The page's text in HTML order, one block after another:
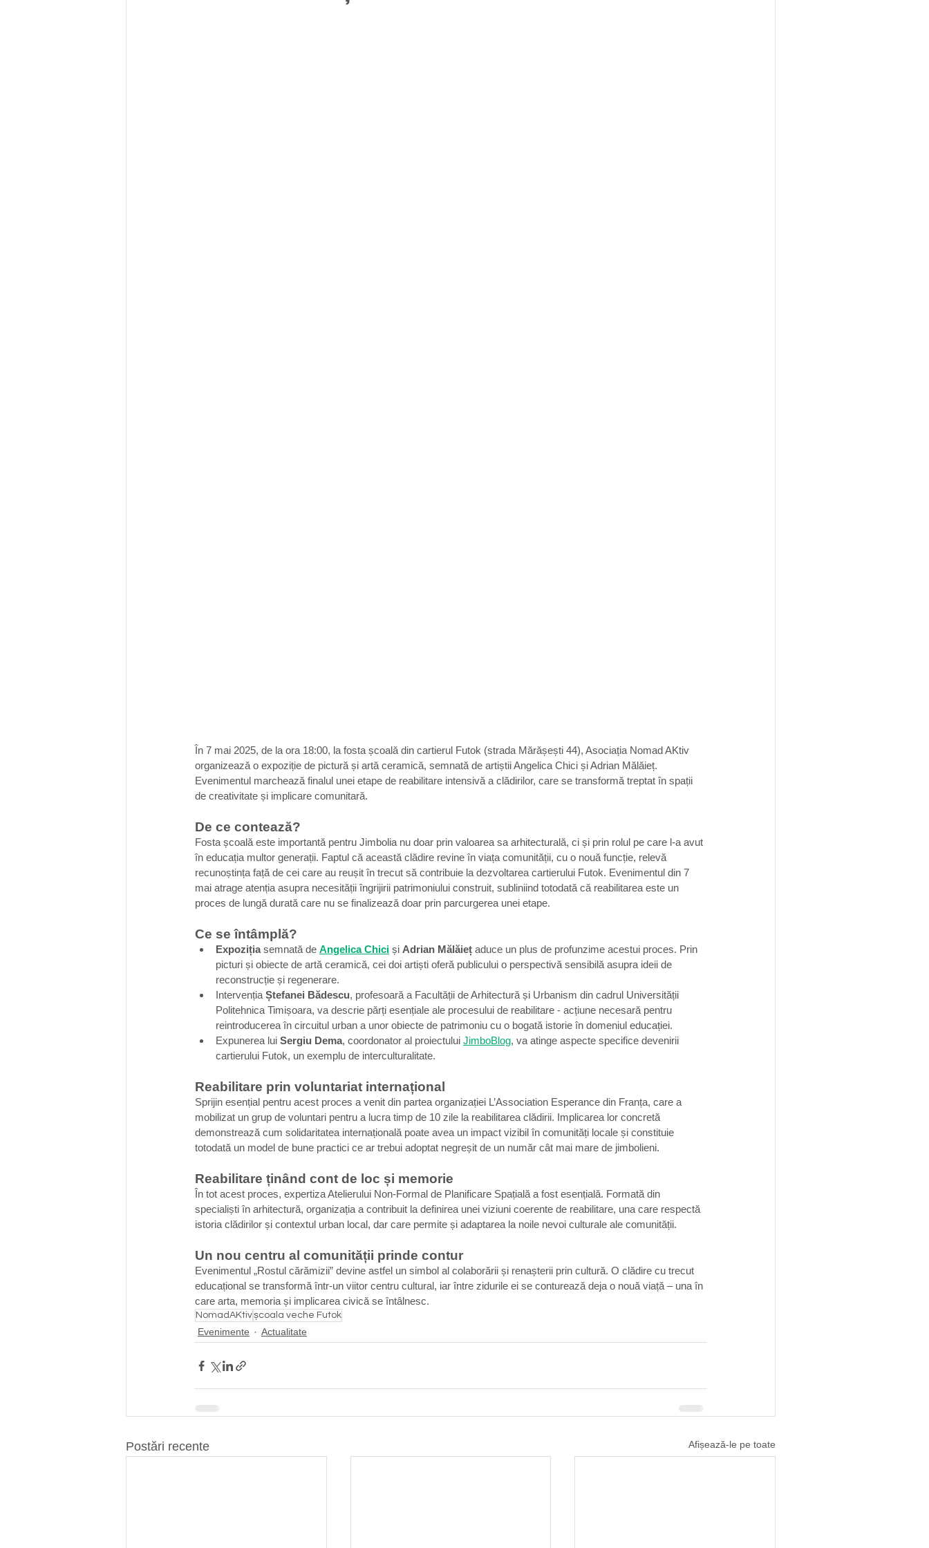
În 7 mai 2025, de la ora 18:00, la fosta școală din cartierul Futok (strada Mărășești 44), Asociația Nomad AKtiv
organizează o expoziție de pictură și artă ceramică, semnată de artiștii Angelica Chici și Adrian Mălăieț.
Evenimentul marchează finalul unei etape de reabilitare intensivă a clădirilor, care se transformă treptat în spații
de creativitate și implicare comunitară.
De ce contează?
Fosta școală este importantă pentru Jimbolia nu doar prin valoarea sa arhitecturală, ci și prin rolul pe care l-a avut
în educația multor generații. Faptul că această clădire revine în viața comunității, cu o nouă funcție, relevă
recunoștința față de cei care au reușit în trecut să contribuie la dezvoltarea cartierului Futok. Evenimentul din 7
mai atrage atenția asupra necesității îngrijirii patrimoniului construit, subliniind totodată că reabilitarea este un
proces de lungă durată care nu se finalizează doar prin parcurgerea unei etape.
Ce se întâmplă?
Expoziția semnată de Angelica Chici și Adrian Mălăieț aduce un plus de profunzime acestui proces. Prin
picturi și obiecte de artă ceramică, cei doi artiști oferă publicului o perspectivă sensibilă asupra ideii de
reconstrucție și regenerare.
Intervenția Ștefanei Bădescu, profesoară a Facultății de Arhitectură și Urbanism din cadrul Universității
Politehnica Timișoara, va descrie părți esențiale ale procesului de reabilitare - acțiune necesară pentru
reintroducerea în circuitul urban a unor obiecte de patrimoniu cu o bogată istorie în domeniul educației.
Expunerea lui Sergiu Dema, coordonator al proiectului JimboBlog, va atinge aspecte specifice devenirii
cartierului Futok, un exemplu de interculturalitate.
Reabilitare prin voluntariat internațional
Sprijin esențial pentru acest proces a venit din partea organizației L’Association Esperance din Franța, care a
mobilizat un grup de voluntari pentru a lucra timp de 10 zile la reabilitarea clădirii. Implicarea lor concretă
demonstrează cum solidaritatea internațională poate avea un impact vizibil în comunități locale și constituie
totodată un model de bune practici ce ar trebui adoptat negreșit de un număr cât mai mare de jimbolieni.
Reabilitare ținând cont de loc și memorie
În tot acest proces, expertiza Atelierului Non-Formal de Planificare Spațială a fost esențială. Formată din
specialiști în arhitectură, organizația a contribuit la definirea unei viziuni coerente de reabilitare, una care respectă
istoria clădirilor și contextul urban local, dar care permite și adaptarea la noile nevoi culturale ale comunității.
Un nou centru al comunității prinde contur
Evenimentul „Rostul cărămizii” devine astfel un simbol al colaborării și renașterii prin cultură. O clădire cu trecut
educațional se transformă într-un viitor centru cultural, iar între zidurile ei se conturează deja o nouă viață – una în
care arta, memoria și implicarea civică se întâlnesc.
NomadAKtivșcoala veche Futok
Evenimente Actualitate
Postări recente Afișează-le pe toate